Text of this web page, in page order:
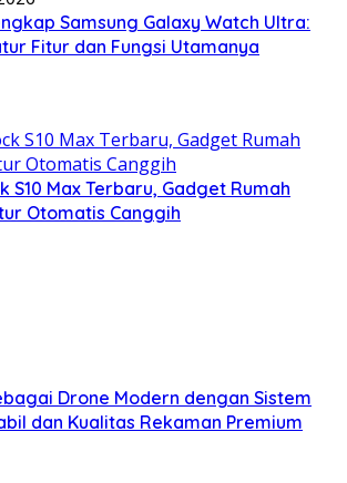
Samsung Galaxy Watch Ultra:
Fitur dan Fungsi Utamanya
S10 Max Terbaru, Gadget Rumah
Otomatis Canggih
Drone Modern dengan Sistem
dan Kualitas Rekaman Premium